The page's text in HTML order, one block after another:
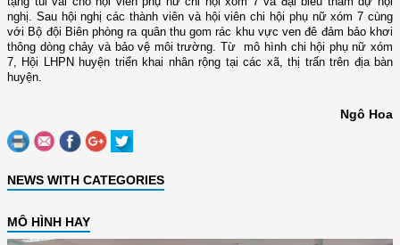
nghị . Sau hội nghị các thành viên và hội viên chi hội phụ nữ xóm 7 cùng
với Bộ đội Biên phòng ra quân thu gom rác khu vực ven đê đảm bảo khơi
thông dòng chảy và bảo vệ môi trường Từ mô hình chi hội phụ nữ xóm
7, Hội LHPN huyện triển khai nhân rộng tại các xã, thị trấn trên địa bàn
huyện.
Ngô Hoa
NEWS WITH CATEGORIES
MÔ HÌNH HAY